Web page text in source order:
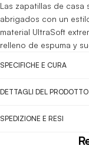
Las zapatillas de casa
abrigados con un
material UltraSoft
relleno de espuma y
SPECIFICHE E CURA
DETTAGLI DEL PRODOTTO
SPEDIZIONE E RESI